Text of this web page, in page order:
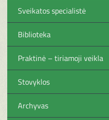
Sveikatos specialistė
Biblioteka
Praktinė – tiriamoji veikla
Stovyklos
Archyvas